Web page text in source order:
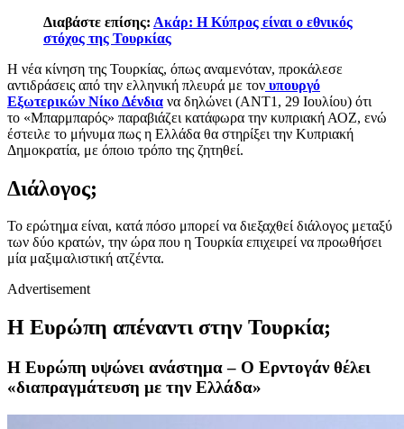
Διαβάστε επίσης: Ακάρ: Η Κύπρος είναι ο εθνικός
στόχος της Τουρκίας
Η νέα κίνηση της Τουρκίας, όπως αναμενόταν, προκάλεσε
αντιδράσεις από την ελληνική πλευρά με τον υπουργό
Εξωτερικών Νίκο Δένδια να δηλώνει (ΑΝΤ1, 29 Ιουλίου) ότι
το «Μπαρμπαρός» παραβιάζει κατάφωρα την κυπριακή ΑΟΖ, ενώ
έστειλε το μήνυμα πως η Ελλάδα θα στηρίξει την Κυπριακή
Δημοκρατία, με όποιο τρόπο της ζητηθεί.
Διάλογος;
Το ερώτημα είναι, κατά πόσο μπορεί να διεξαχθεί διάλογος μεταξύ
των δύο κρατών, την ώρα που η Τουρκία επιχειρεί να προωθήσει
μία μαξιμαλιστική ατζέντα.
Advertisement
Η Ευρώπη απέναντι στην Τουρκία;
Η Ευρώπη υψώνει ανάστημα – Ο Ερντογάν θέλει
«διαπραγμάτευση με την Ελλάδα»